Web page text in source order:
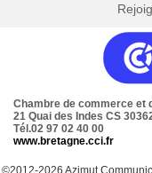
Chambre de commerce et
21 Quai des Indes CS
Tél.02 97 02 40 00
www.bretagne.cci.fr
©2012-2026 Azimut